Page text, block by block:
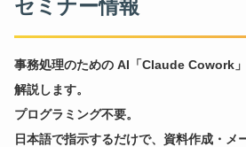
セミナー情報
事務処理のための AI「Claude Cowork
解説します。
プログラミング不要。
日本語で指示するだけで、資料作成・メ